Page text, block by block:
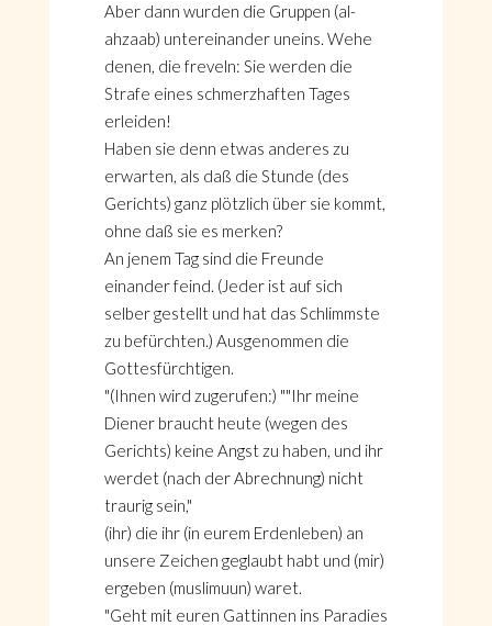
Aber dann wurden die Gruppen (al-
ahzaab) untereinander uneins. Wehe
denen, die freveln: Sie werden die
Strafe eines schmerzhaften Tages
erleiden!
Haben sie denn etwas anderes zu
erwarten, als daß die Stunde (des
Gerichts) ganz plötzlich über sie kommt,
ohne daß sie es merken?
An jenem Tag sind die Freunde
einander feind. (Jeder ist auf sich
selber gestellt und hat das Schlimmste
zu befürchten.) Ausgenommen die
Gottesfürchtigen.
"(Ihnen wird zugerufen:) ""Ihr meine
Diener braucht heute (wegen des
Gerichts) keine Angst zu haben, und ihr
werdet (nach der Abrechnung) nicht
traurig sein,"
(ihr) die ihr (in eurem Erdenleben) an
unsere Zeichen geglaubt habt und (mir)
ergeben (muslimuun) waret.
"Geht mit euren Gattinnen ins Paradies